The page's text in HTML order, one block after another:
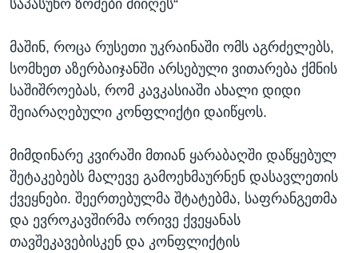
საპასუხო ზომები მიიღეს“
მაშინ, როცა რუსეთი უკრაინაში ომს აგრძელებს,
სომხეთ აზერბაიჯანში არსებული ვითარება ქმნის
საშიშროებას, რომ კავკასიაში ახალი დიდი
შეიარაღებული კონფლიქტი დაიწყოს.
მიმდინარე კვირაში მთიან ყარაბაღში დაწყებულ
შეტაკებებს მალევე გამოეხმაურნენ დასავლეთის
ქვეყნები. შეერთებულმა შტატებმა, საფრანგეთმა
და ევროკავშირმა ორივე ქვეყანას
თავშეკავებისკენ და კონფლიქტის